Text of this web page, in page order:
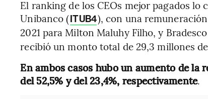
El ranking de los CEOs mejor pagados
Unibanco (ITUB4), con una
2021 para Milton Maluhy Filho, y
recibió un monto total de 29,3 millones
En ambos casos hubo un aumento de
del 52,5% y del 23,4%, respectivamente.